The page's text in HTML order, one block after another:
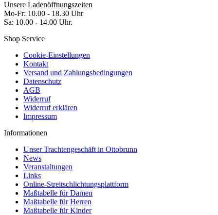
Unsere Ladenöffnungszeiten
Mo-Fr: 10.00 - 18.30 Uhr
Sa: 10.00 - 14.00 Uhr.
Shop Service
Cookie-Einstellungen
Kontakt
Versand und Zahlungsbedingungen
Datenschutz
AGB
Widerruf
Widerruf erklären
Impressum
Informationen
Unser Trachtengeschäft in Ottobrunn
News
Veranstaltungen
Links
Online-Streitschlichtungsplattform
Maßtabelle für Damen
Maßtabelle für Herren
Maßtabelle für Kinder